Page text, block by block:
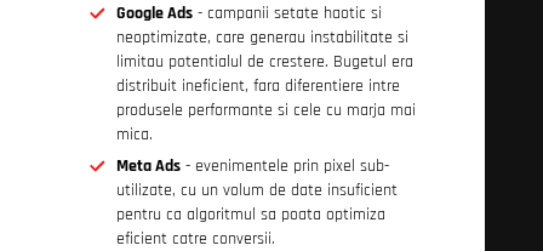
Google Ads - campanii setate haotic si
neoptimizate, care generau instabilitate si
limitau potentialul de crestere. Bugetul era
distribuit ineficient, fara diferentiere intre
produsele performante si cele cu marja mai
mica.
Meta Ads - evenimentele prin pixel sub-
utilizate, cu un volum de date insuficient
pentru ca algoritmul sa poata optimiza
eficient catre conversii.